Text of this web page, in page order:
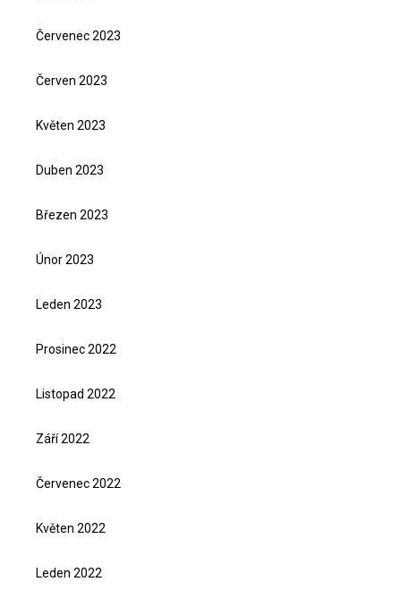
Červenec 2023
Červen 2023
Květen 2023
Duben 2023
Březen 2023
Únor 2023
Leden 2023
Prosinec 2022
Listopad 2022
Září 2022
Červenec 2022
Květen 2022
Leden 2022